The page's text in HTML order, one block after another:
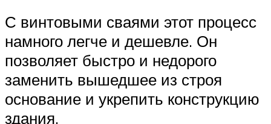
С винтовыми сваями этот процесс
намного легче и дешевле. Он
позволяет быстро и недорого
заменить вышедшее из строя
основание и укрепить конструкцию
здания.